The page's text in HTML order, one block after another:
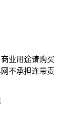
业用途请购买
不承担连带责